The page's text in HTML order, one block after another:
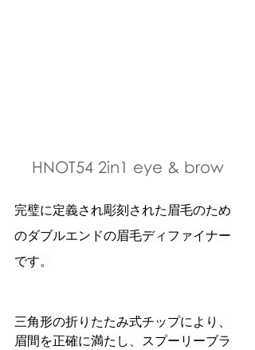
HNOT54 2in1 eye & brow
完璧に定義され彫刻された眉毛のため
のダブルエンドの眉毛ディファイナー
です。
三角形の折りたたみ式チップにより、
眉間を正確に満たし、スプーリーブラ